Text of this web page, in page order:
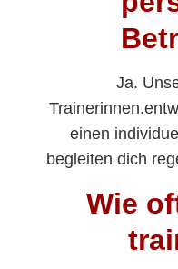
Ja.
einen
begleiten dich
Wie